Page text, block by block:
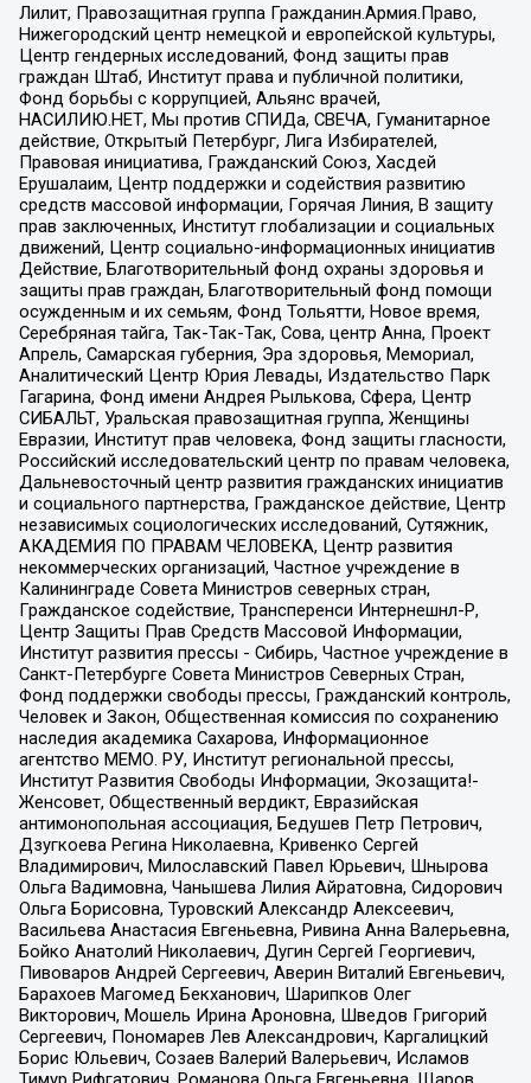
Лилит, Правозащитная группа Гражданин.Армия.Право,
Нижегородский центр немецкой и европейской культуры,
Центр гендерных исследований, Фонд защиты прав
граждан Штаб, Институт права и публичной политики,
Фонд борьбы с коррупцией, Альянс врачей,
НАСИЛИЮ.НЕТ, Мы против СПИДа, СВЕЧА, Гуманитарное
действие, Открытый Петербург, Лига Избирателей,
Правовая инициатива, Гражданский Союз, Хасдей
Ерушалаим, Центр поддержки и содействия развитию
средств массовой информации, Горячая Линия, В защиту
прав заключенных, Институт глобализации и социальных
движений, Центр социально-информационных инициатив
Действие, Благотворительный фонд охраны здоровья и
защиты прав граждан, Благотворительный фонд помощи
осужденным и их семьям, Фонд Тольятти, Новое время,
Серебряная тайга, Так-Так-Так, Сова, центр Анна, Проект
Апрель, Самарская губерния, Эра здоровья, Мемориал,
Аналитический Центр Юрия Левады, Издательство Парк
Гагарина, Фонд имени Андрея Рылькова, Сфера, Центр
СИБАЛЬТ, Уральская правозащитная группа, Женщины
Евразии, Институт прав человека, Фонд защиты гласности,
Российский исследовательский центр по правам человека,
Дальневосточный центр развития гражданских инициатив
и социального партнерства, Гражданское действие, Центр
независимых социологических исследований, Сутяжник,
АКАДЕМИЯ ПО ПРАВАМ ЧЕЛОВЕКА, Центр развития
некоммерческих организаций, Частное учреждение в
Калининграде Совета Министров северных стран,
Гражданское содействие, Трансперенси Интернешнл-Р,
Центр Защиты Прав Средств Массовой Информации,
Институт развития прессы - Сибирь, Частное учреждение в
Санкт-Петербурге Совета Министров Северных Стран,
Фонд поддержки свободы прессы, Гражданский контроль,
Человек и Закон, Общественная комиссия по сохранению
наследия академика Сахарова, Информационное
агентство МЕМО. РУ, Институт региональной прессы,
Институт Развития Свободы Информации, Экозащита!-
Женсовет, Общественный вердикт, Евразийская
антимонопольная ассоциация, Бедушев Петр Петрович,
Дзугкоева Регина Николаевна, Кривенко Сергей
Владимирович, Милославский Павел Юрьевич, Шнырова
Ольга Вадимовна, Чанышева Лилия Айратовна, Сидорович
Ольга Борисовна, Туровский Александр Алексеевич,
Васильева Анастасия Евгеньевна, Ривина Анна Валерьевна,
Бойко Анатолий Николаевич, Дугин Сергей Георгиевич,
Пивоваров Андрей Сергеевич, Аверин Виталий Евгеньевич,
Барахоев Магомед Бекханович, Шарипков Олег
Викторович, Мошель Ирина Ароновна, Шведов Григорий
Сергеевич, Пономарев Лев Александрович, Каргалицкий
Борис Юльевич, Созаев Валерий Валерьевич, Исламов